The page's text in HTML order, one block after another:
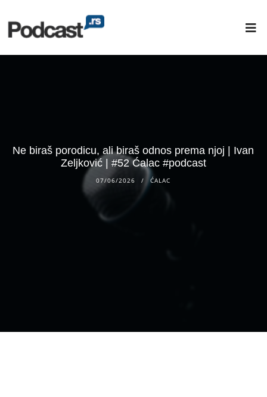
Ne biraš porodicu, ali biraš odnos prema njoj | Ivan
Zeljković | #52 Ćalac #podcast
07/06/2026 ĆALAC